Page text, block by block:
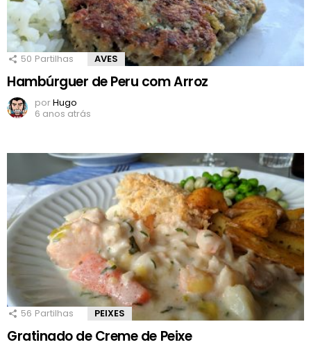
50 Partilhas AVES
Hambúrguer de Peru com Arroz
porHugo
6 anos atrás
56 Partilhas PEIXES
Gratinado de Creme de Peixe